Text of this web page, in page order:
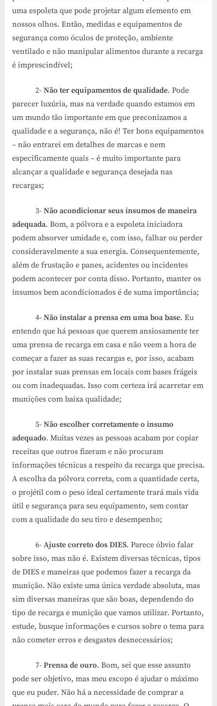
uma espoleta que pode projetar algum elemento em
nossos olhos. Então, medidas e equipamentos de
segurança como óculos de proteção, ambiente
ventilado e não manipular alimentos durante a recarga
é imprescindível;
2- Não ter equipamentos de qualidade. Pode
parecer luxúria, mas na verdade quando estamos em
um mundo tão importante em que preconizamos a
qualidade e a segurança, não é! Ter bons equipamentos
– não entrarei em detalhes de marcas e nem
especificamente quais – é muito importante para
alcançar a qualidade e segurança desejada nas
recargas;
3- Não acondicionar seus insumos de maneira
adequada. Bom, a pólvora e a espoleta iniciadora
podem absorver umidade e, com isso, falhar ou perder
consideravelmente a sua energia. Consequentemente,
além de frustação e panes, acidentes ou incidentes
podem acontecer por conta disso. Portanto, manter os
insumos bem acondicionados é de suma importância;
4- Não instalar a prensa em uma boa base. Eu
entendo que há pessoas que querem ansiosamente ter
uma prensa de recarga em casa e não veem a hora de
começar a fazer as suas recargas e, por isso, acabam
por instalar suas prensas em locais com bases frágeis
ou com inadequadas. Isso com certeza irá acarretar em
munições com baixa qualidade;
5- Não escolher corretamente o insumo
adequado. Muitas vezes as pessoas acabam por copiar
receitas que outros fizeram e não procuram
informações técnicas a respeito da recarga que precisa.
A escolha da pólvora correta, com a quantidade certa,
o projétil com o peso ideal certamente trará mais vida
útil e segurança para seu equipamento, sem contar
com a qualidade do seu tiro e desempenho;
6- Ajuste correto dos DIES. Parece óbvio falar
sobre isso, mas não é. Existem diversas técnicas, tipos
de DIES e maneiras que podemos fazer a recarga da
munição. Não existe uma única verdade absoluta, mas
sim diversas maneiras que são boas, dependendo do
tipo de recarga e munição que vamos utilizar. Portanto,
estude, busque informações e cursos sobre o tema para
não cometer erros e desgastes desnecessários;
7- Prensa de ouro. Bom, sei que esse assunto
pode ser objetivo, mas meu escopo é ajudar o máximo
que eu puder. Não há a necessidade de comprar a